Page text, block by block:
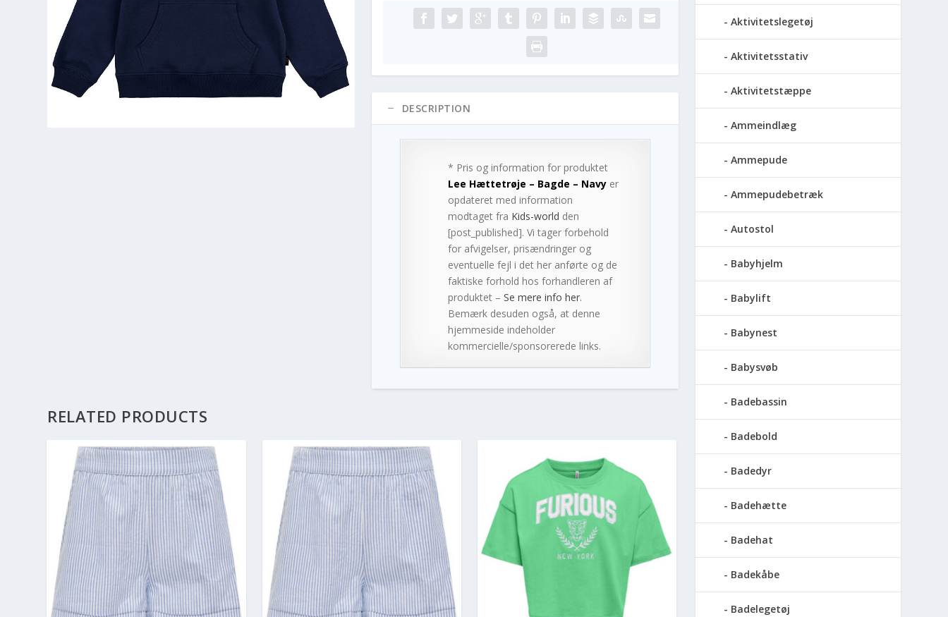
DESCRIPTION
* Pris og information for produktet
Lee Hættetrøje – Bagde – Navyer
opdateret med information
modtaget fra Kids-world den
[post_published]. Vi tager forbehold
for afvigelser, prisændringer og
eventuelle fejl i det her anførte og de
faktiske forhold hos forhandleren af
produktet – Se mere info her.
Bemærk desuden også, at denne
hjemmeside indeholder
kommercielle/sponsorerede links.
RELATED PRODUCTS
Aktivitetslegetøj
Aktivitetsstativ
Aktivitetstæppe
Ammeindlæg
Ammepude
Ammepudebetræk
Autostol
Babyhjelm
Babylift
Babynest
Babysvøb
Badebassin
Badebold
Badedyr
Badehætte
Badehat
Badekåbe
Badelegetøj